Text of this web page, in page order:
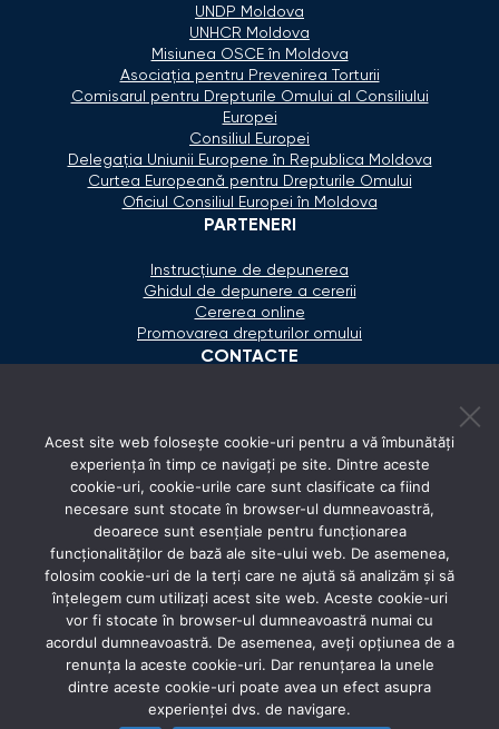
UNDP Moldova
UNHCR Moldova
Misiunea OSCE în Moldova
Asociaţia pentru Prevenirea Torturii
Comisarul pentru Drepturile Omului al Consiliului
Europei
Consiliul Europei
Delegaţia Uniunii Europene în Republica Moldova
Curtea Europeană pentru Drepturile Omului
Oficiul Consiliul Europei în Moldova
PARTENERI
Instrucțiune de depunerea
Ghidul de depunere a cererii
Cererea online
Promovarea drepturilor omului
CONTACTE
secretariat@ombudsman.md
Strada Calea Ieşilor 11/3, Chişinău
Luni - Vineri: 08:00 - 17:00
REȚELE SOCIALE
Acest site web folosește cookie-uri pentru a vă îmbunătăți
experiența în timp ce navigați pe site. Dintre aceste
cookie-uri, cookie-urile care sunt clasificate ca fiind
necesare sunt stocate în browser-ul dumneavoastră,
deoarece sunt esențiale pentru funcționarea
funcționalităților de bază ale site-ului web. De asemenea,
folosim cookie-uri de la terți care ne ajută să analizăm și să
înțelegem cum utilizați acest site web. Aceste cookie-uri
vor fi stocate în browser-ul dumneavoastră numai cu
acordul dumneavoastră. De asemenea, aveți opțiunea de a
renunța la aceste cookie-uri. Dar renunțarea la unele
dintre aceste cookie-uri poate avea un efect asupra
experienței dvs. de navigare.